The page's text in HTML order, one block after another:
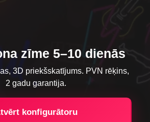
zīme 5–10 dienās
3D priekšskatījums. PVN rēķins,
2 gadu garantija.
konfigurātoru